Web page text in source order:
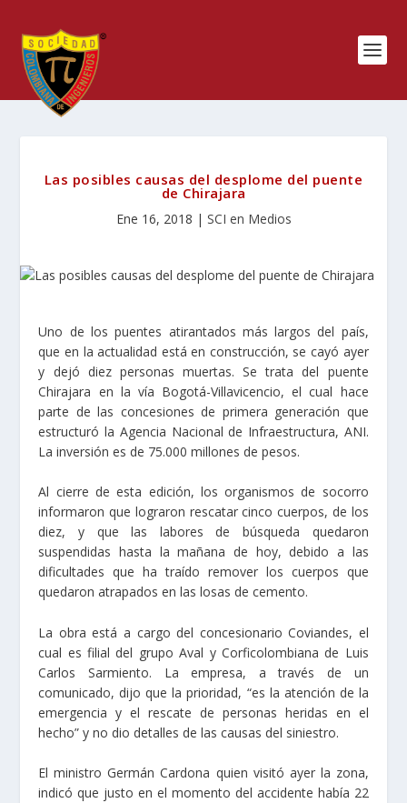
Las posibles causas del desplome del puente
de Chirajara
Ene 16, 2018 | SCI en Medios
Uno de los puentes atirantados más largos del país,
que en la actualidad está en construcción, se cayó ayer
y dejó diez personas muertas. Se trata del puente
Chirajara en la vía Bogotá-Villavicencio, el cual hace
parte de las concesiones de primera generación que
estructuró la Agencia Nacional de Infraestructura, ANI.
La inversión es de 75.000 millones de pesos.
Al cierre de esta edición, los organismos de socorro
informaron que lograron rescatar cinco cuerpos, de los
diez, y que las labores de búsqueda quedaron
suspendidas hasta la mañana de hoy, debido a las
dificultades que ha traído remover los cuerpos que
quedaron atrapados en las losas de cemento.
La obra está a cargo del concesionario Coviandes, el
cual es filial del grupo Aval y Corficolombiana de Luis
Carlos Sarmiento. La empresa, a través de un
comunicado, dijo que la prioridad, “es la atención de la
emergencia y el rescate de personas heridas en el
hecho” y no dio detalles de las causas del siniestro.
El ministro Germán Cardona quien visitó ayer la zona,
indicó que justo en el momento del accidente había 22